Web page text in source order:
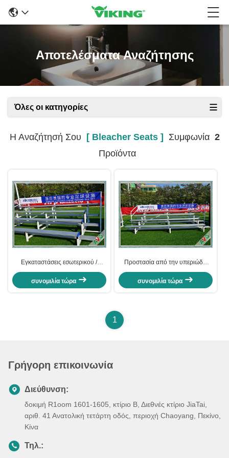
Αποτελέσματα Αναζήτησης
Όλες οι κατηγορίες
Η Αναζήτησή Σου [ Bleacher Seats ] Συμφωνία 2
Προϊόντα
Εγκαταστάσεις εσωτερικού /
εξωτερικού ποδοσφαίρου
Εξοπλισμός γήπεδου Αγώνων
Αγώνων
συνομιλία τώρα
Προστασία από την υπεριώδη
ακτινοβολία Ανασυρόμενες
καρέκλες ποδοσφαιρικού σταδίου
από πλαστικό / αλουμίνιο
συνομιλία τώρα
1
Γρήγορη επικοινωνία
Διεύθυνση:
δοκιμή R1oom 1601-1605, κτίριο Β, Διεθνές κτίριο JiaTai,
αριθ. 41 Ανατολική τετάρτη οδός, περιοχή Chaoyang, Πεκίνο,
Κίνα
Τηλ.: